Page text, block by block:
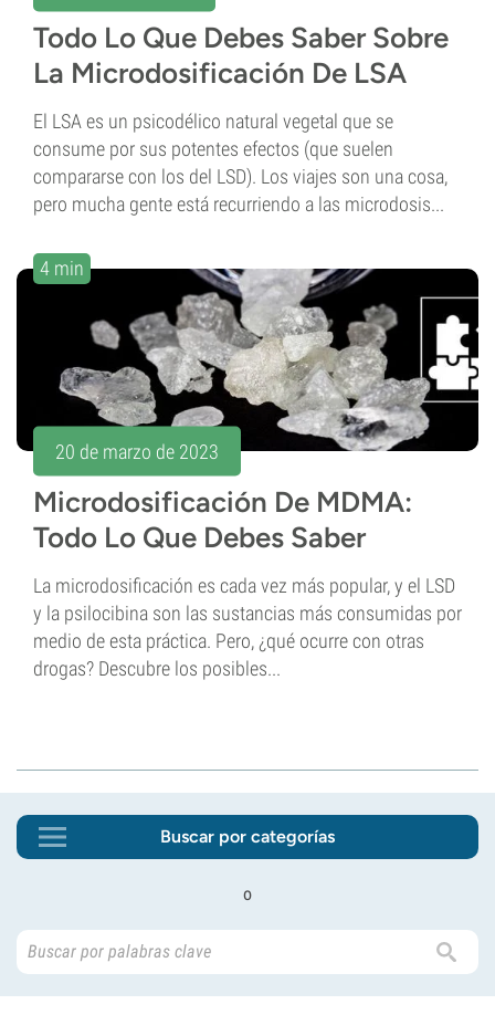
Todo Lo Que Debes Saber Sobre
La Microdosificación De LSA
El LSA es un psicodélico natural vegetal que se
consume por sus potentes efectos (que suelen
compararse con los del LSD). Los viajes son una cosa,
pero mucha gente está recurriendo a las microdosis...
4 min
20 de marzo de 2023
Microdosificación De MDMA:
Todo Lo Que Debes Saber
La microdosificación es cada vez más popular, y el LSD
y la psilocibina son las sustancias más consumidas por
medio de esta práctica. Pero, ¿qué ocurre con otras
drogas? Descubre los posibles...
Buscar por categorías
o